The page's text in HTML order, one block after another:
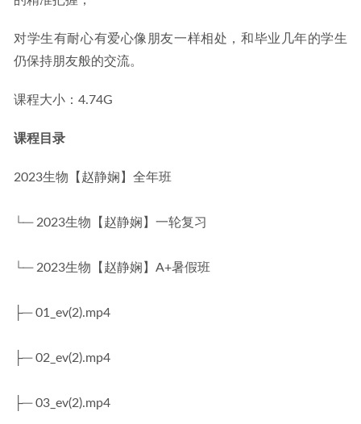
对学生有耐心有爱心像朋友一样相处，和毕业几年的学生
仍保持朋友般的交流。
课程大小：4.74G
课程目录
2023生物【赵静娴】全年班
└─ 2023生物【赵静娴】一轮复习
└─ 2023生物【赵静娴】A+暑假班
├─ 01_ev(2).mp4
├─ 02_ev(2).mp4
├─ 03_ev(2).mp4